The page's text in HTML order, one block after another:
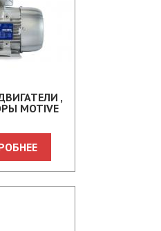
,
MOTIVE